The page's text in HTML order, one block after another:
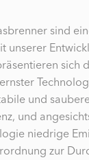
sind
unserer
sich
und
und
niedrige
zur